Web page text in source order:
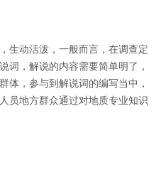
动活泼，一般而言，在调查定
词，解说的内容需要简单明了，
体，参与到解说词的编写当中，
员地方群众通过对地质专业知识